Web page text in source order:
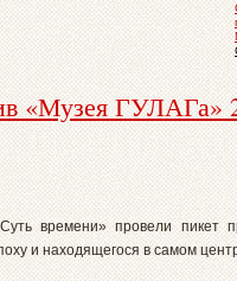
«Музея ГУЛАГа»
времени» провели пикет
и находящегося в самом